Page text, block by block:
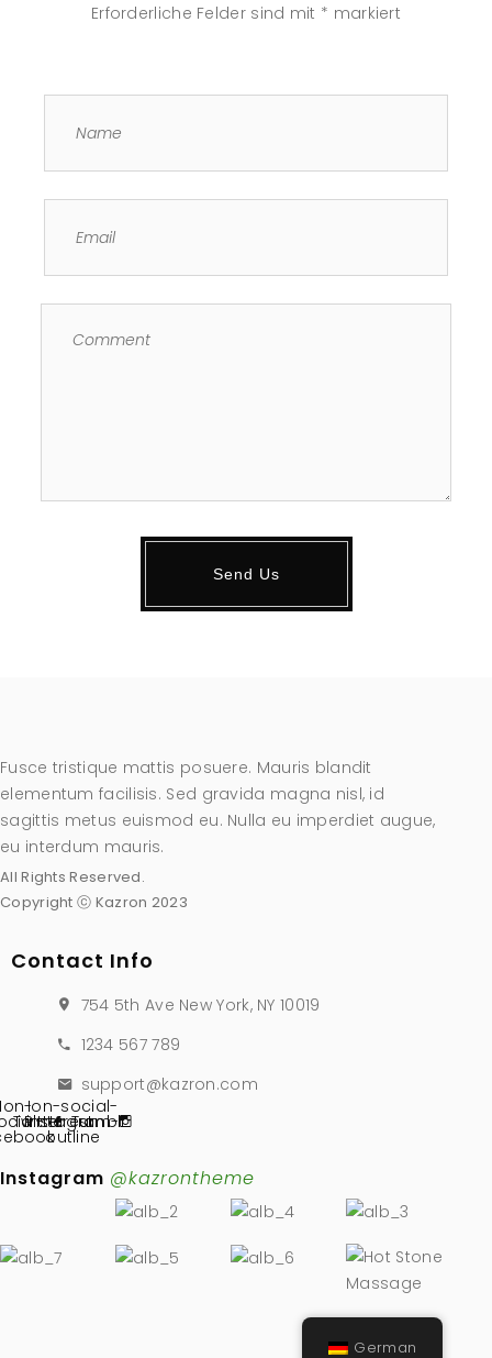
Erforderliche Felder sind mit * markiert
Fusce tristique mattis posuere. Mauris blandit
elementum facilisis. Sed gravida magna nisl, id
sagittis metus euismod eu. Nulla eu imperdiet augue,
eu interdum mauris.
All Rights Reserved.
Copyright ⓒ Kazron 2023
Contact Info
754 5th Ave New York, NY 10019
1234 567 789
support@kazron.com
Ion-
Twitter
Pinterest
Ion-social-
instagram-
outline
Tumblr
Instagram @kazrontheme
German